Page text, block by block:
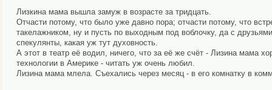
Лизкина мама вышла замуж в возрасте за тридцать.
Отчасти потому, что было уже давно пора; отчасти потому, что
такелажником, ну и пусть по выходным под воблочку, да с
спекулянты, какая уж тут духовность.
А этот в театр её водил, ничего, что за её же счёт - Лизина мама
технологии в Америке - читать уж очень любил.
Лизина мама млела. Съехались через месяц - в его комнатку в